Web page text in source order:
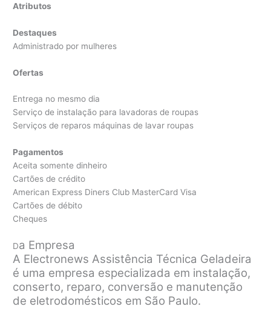
Atributos
Destaques
Administrado por mulheres
Ofertas
Entrega no mesmo dia
Serviço de instalação para lavadoras de roupas
Serviços de reparos máquinas de lavar roupas
Pagamentos
Aceita somente dinheiro
Cartões de crédito
American Express Diners Club MasterCard Visa
Cartões de débito
Cheques
Da Empresa
A Electronews Assistência Técnica Geladeira
é uma empresa especializada em instalação,
conserto, reparo, conversão e manutenção
de eletrodomésticos em São Paulo.